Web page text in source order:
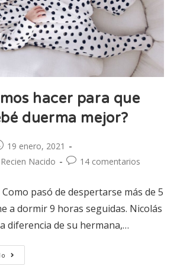
hacer para que
duerma mejor?
19 enero, 2021
Recien Nacido 14 comentarios
pasó de despertarse más de 5
a dormir 9 horas seguidas. Nicolás
diferencia de su hermana,…